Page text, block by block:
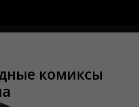
комиксы